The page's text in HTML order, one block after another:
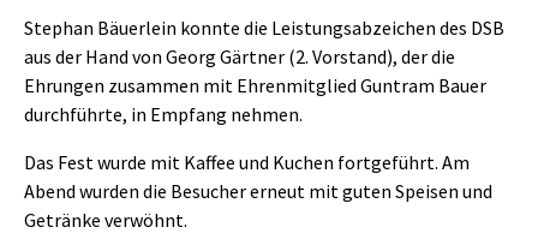
Stephan Bäuerlein konnte die Leistungsabzeichen des DSB
aus der Hand von Georg Gärtner (2. Vorstand), der die
Ehrungen zusammen mit Ehrenmitglied Guntram Bauer
durchführte, in Empfang nehmen.
Das Fest wurde mit Kaffee und Kuchen fortgeführt. Am
Abend wurden die Besucher erneut mit guten Speisen und
Getränke verwöhnt.